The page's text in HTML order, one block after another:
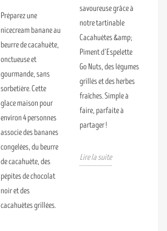
Préparez une
nicecream banane au
beurre de cacahuète,
onctueuse et
gourmande, sans
sorbetière. Cette
glace maison pour
environ 4 personnes
associe des bananes
congelées, du beurre
de cacahuète, des
pépites de chocolat
noir et des
cacahuètes grillées.
savoureuse grâce à
notre tartinable
Cacahuètes &amp;
Piment d’Espelette
Go Nuts, des légumes
grillés et des herbes
fraîches. Simple à
faire, parfaite à
partager !
Lire la suite